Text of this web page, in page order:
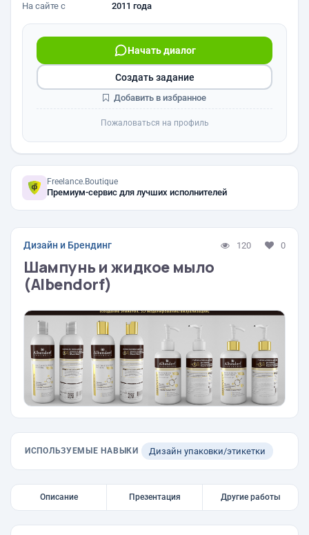
На сайте с
2011 года
Начать диалог
Создать задание
Добавить в избранное
Пожаловаться на профиль
Freelance.Boutique
Премиум-сервис для лучших исполнителей
Дизайн и Брендинг 120 0
Шампунь и жидкое мыло
(Albendorf)
ИСПОЛЬЗУЕМЫЕ НАВЫКИ Дизайн упаковки/этикетки
Описание Презентация Другие работы